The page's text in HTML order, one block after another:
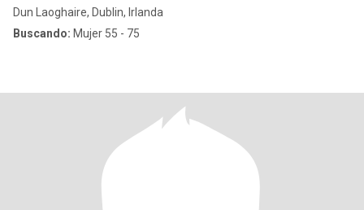
Dun Laoghaire, Dublin, Irlanda
Buscando: Mujer 55 - 75